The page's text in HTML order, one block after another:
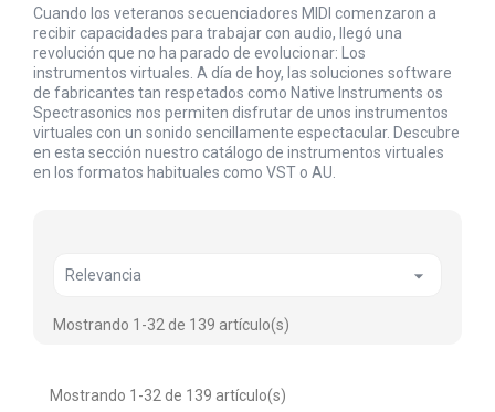
Cuando los veteranos secuenciadores MIDI comenzaron a
recibir capacidades para trabajar con audio, llegó una
revolución que no ha parado de evolucionar: Los
instrumentos virtuales. A día de hoy, las soluciones software
de fabricantes tan respetados como Native Instruments os
Spectrasonics nos permiten disfrutar de unos instrumentos
virtuales con un sonido sencillamente espectacular. Descubre
en esta sección nuestro catálogo de instrumentos virtuales
en los formatos habituales como VST o AU.
Relevancia 
Mostrando 1-32 de 139 artículo(s)
Mostrando 1-32 de 139 artículo(s)